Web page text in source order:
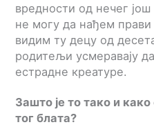
вредности од нечег
не могу да нађем
видим ту децу од
родитељи усмеравају
естрадне креатуре.
Зашто је то тако и
тог блата?